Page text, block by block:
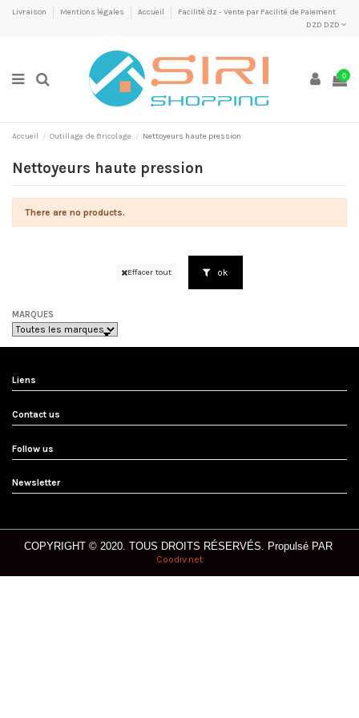
Livraison Mentions légales Accueil
Facilité dz - Vente par Facilité de Paiement
DZD DZD
0
Accueil Outillage de Bricolage Nettoyeurs haute pression
Nettoyeurs haute pression
There are no products.
Effacer tout ok
MARQUES
Liens
Contact us
Follow us
Newsletter
COPYRIGHT © 2020. TOUS DROITS RÉSERVÉS. Propulsé PAR
Coodiv.net